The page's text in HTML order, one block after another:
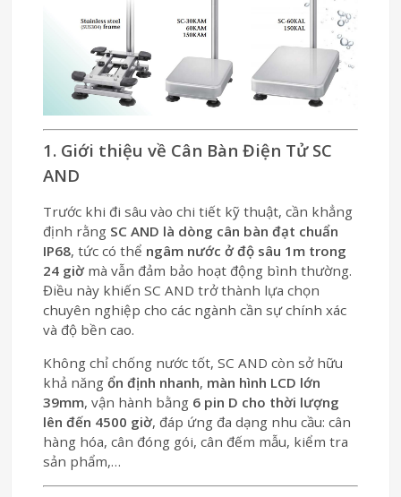
1. Giới thiệu về Cân Bàn Điện Tử SC
AND
Trước khi đi sâu vào chi tiết kỹ thuật, cần khẳng
định rằng SC AND là dòng cân bàn đạt chuẩn
IP68, tức có thể ngâm nước ở độ sâu 1m trong
24 giờmà vẫn đảm bảo hoạt động bình thường.
Điều này khiến SC AND trở thành lựa chọn
chuyên nghiệp cho các ngành cần sự chính xác
và độ bền cao.
Không chỉ chống nước tốt, SC AND còn sở hữu
khả năngổn định nhanh, màn hình LCD lớn
39mm, vận hành bằng 6 pin D cho thời lượng
lên đến 4500 giờ, đáp ứng đa dạng nhu cầu: cân
hàng hóa, cân đóng gói, cân đếm mẫu, kiểm tra
sản phẩm,…